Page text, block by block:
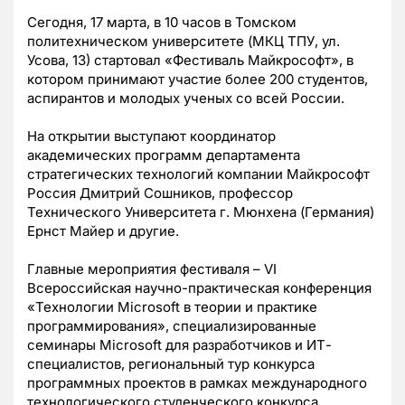
Сегодня, 17 марта, в 10 часов в Томском
политехническом университете (МКЦ ТПУ, ул.
Усова, 13) стартовал «Фестиваль Майкрософт», в
котором принимают участие более 200 студентов,
аспирантов и молодых ученых со всей России.
На открытии выступают координатор
академических программ департамента
стратегических технологий компании Майкрософт
Россия Дмитрий Сошников, профессор
Технического Университета г. Мюнхена (Германия)
Ернст Майер и другие.
Главные мероприятия фестиваля – VI
Всероссийская научно-практическая конференция
«Технологии Microsoft в теории и практике
программирования», специализированные
семинары Microsoft для разработчиков и ИТ-
специалистов, региональный тур конкурса
программных проектов в рамках международного